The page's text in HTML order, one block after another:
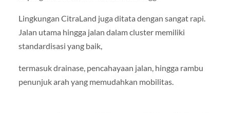
Lingkungan CitraLand juga ditata dengan sangat rapi.
Jalan utama hingga jalan dalam cluster memiliki
standardisasi yang baik,
termasuk drainase, pencahayaan jalan, hingga rambu
penunjuk arah yang memudahkan mobilitas.